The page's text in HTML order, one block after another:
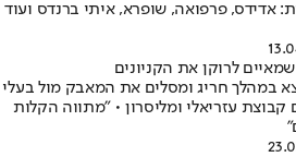
אדידס, פרפואה, שופרא, איתי ברנדס ועוד
לרוקן את הקניונים
במהלך חריג ומסלים את המאבק מול בעלי
עזריאלי ומליסרון • "מתווה הקלות